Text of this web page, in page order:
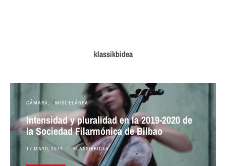
klassikbidea
CÁMARA MISCELÁNEA
Intensidad y pluralidad en la 2019-2020 de
la Sociedad Filarmónica de Bilbao
17 MAYO, 2019 KLASSIKBIDEA